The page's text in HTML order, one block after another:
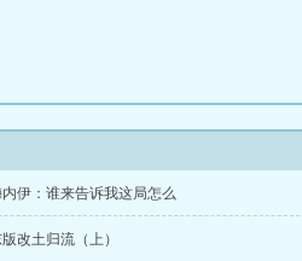
伊：谁来告诉我这局怎么
改土归流（上）